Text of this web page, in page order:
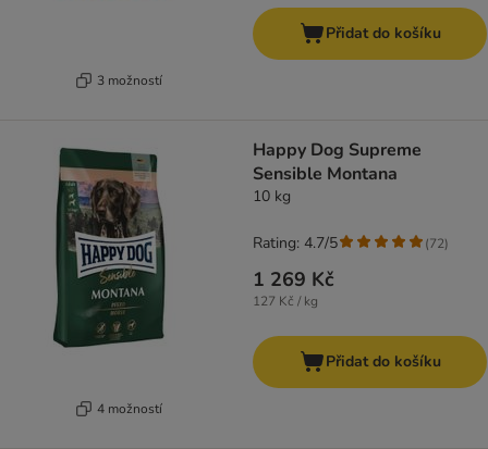
3 možností
Přidat do košíku
4 možností
Happy Dog Supreme
Sensible Montana
10 kg
1 269 Kč
127 Kč / kg
Rating: 4.7/5 (72)
Přidat do košíku